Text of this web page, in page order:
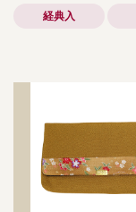
経典入